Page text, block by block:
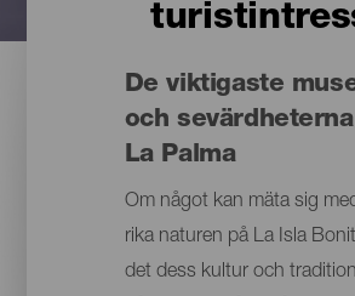
De viktigaste
och
La Palma
Om något kan mäta sig
rika naturen på La Isla
det dess kultur och